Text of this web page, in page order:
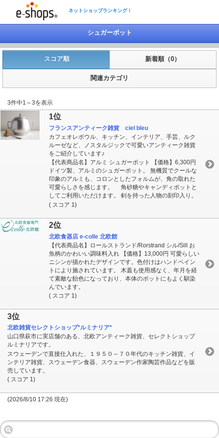
ネットショップランキング！
シュガーポット
スコア順 新着順（0）
関連カテゴリ
3件中1～3を表示
1位
フランスアンティーク雑貨 ciel bleu
カフェオレボウル、キッチン、インテリア、手芸、ルク
ルーゼなど、ノスタルジックで可愛いアンティーク雑貨
をご紹介しています♪
【代表商品名】アルミ シュガーポット 【価格】6,300円
ドイツ製、アルミのシュガーポット。 無機質でクールな
印象のアルミも、コロンとしたフォルムが、角の取れた
可愛らしさを感じます。 角砂糖やキャンディポットと
してご利用いただけます。 剣を持った人物の刻印入り。
( スコア 1)
2位
北欧食器店 e-colle 北欧館
【代表商品名】ロールストランド/Rorstrand シル/Sill お
魚柄のかわいい調味料入れ 【価格】13,000円 可愛らしい
ニシンが描かれたデザインです。色付けはハンドペイン
トにより施されています。 木蓋も使用感なく、年月を経
て素敵な飴色になっており、本体のポットにもよく馴染
んでいます。
( スコア 1)
3位
北欧雑貨セレクトショップ*ルミナリア*
山口県萩市に実店舗のある、北欧アンティーク雑貨、セレクトショップ
ルミナリアです。
スウェーデンで直接仕入れた、１９５０～７０年代のキッチン雑貨、イ
ンテリア雑貨、スウェーデン食器、スウェーデン作家陶芸作品などを販
売しています。
( スコア 1)
(2026/8/10 17:26 現在)